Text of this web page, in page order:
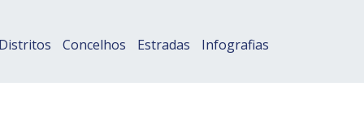
Concelhos Estradas Infografias